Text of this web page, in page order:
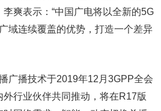
爽表示：“中国广电将以全新的5G
域连续覆盖的优势，打造一个差异
广播技术于2019年12月3GPP全会
行业伙伴共同推动，将在R17版